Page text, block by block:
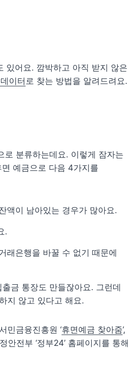
있어요. 깜박하고 아직 받지 않은
이터로 찾는 방법을 알려드려요.
로 분류하는데요. 이렇게 잠자는
예금으로 다음 4가지를
액이 남아있는 경우가 많아요.
.
래은행을 바꿀 수 없기 때문에
금 통장도 만들잖아요. 그런데
지 않고 있다고 해요.
민금융진흥원 ‘휴면예금 찾아줌’,
안전부 ‘정부24’ 홈페이지를 통해